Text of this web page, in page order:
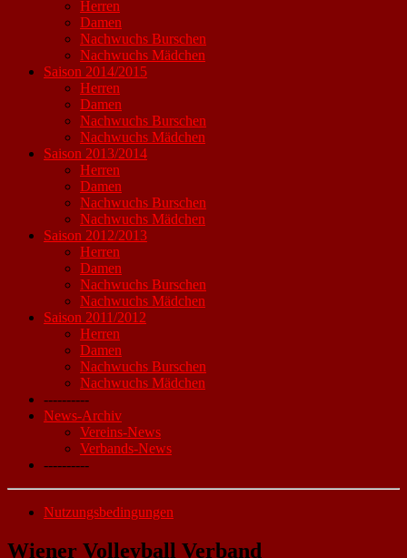
Herren
Damen
Nachwuchs Burschen
Nachwuchs Mädchen
Saison 2014/2015
Herren
Damen
Nachwuchs Burschen
Nachwuchs Mädchen
Saison 2013/2014
Herren
Damen
Nachwuchs Burschen
Nachwuchs Mädchen
Saison 2012/2013
Herren
Damen
Nachwuchs Burschen
Nachwuchs Mädchen
Saison 2011/2012
Herren
Damen
Nachwuchs Burschen
Nachwuchs Mädchen
----------
News-Archiv
Vereins-News
Verbands-News
----------
Nutzungsbedingungen
Wiener Volleyball Verband